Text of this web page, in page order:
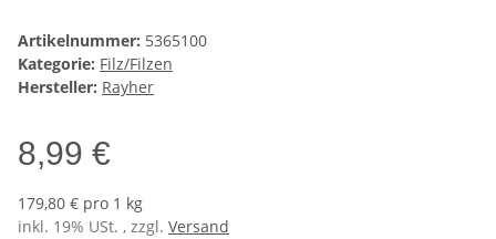
Artikelnummer: 5365100
Kategorie: Filz/Filzen
Hersteller: Rayher
8,99 €
179,80 € pro 1 kg
inkl. 19% USt. , zzgl. Versand